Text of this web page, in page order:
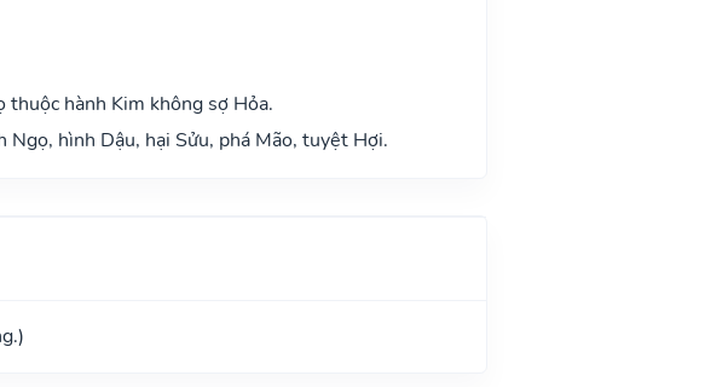
thuộc hành Kim không sợ Hỏa.
Ngọ, hình Dậu, hại Sửu, phá Mão, tuyệt Hợi.